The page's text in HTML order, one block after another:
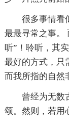
很多事情看
最最寻常之事。
听”！聆听，其
最好的方式，只
而我所指的自然
曾经为无数
颂。然则，若用